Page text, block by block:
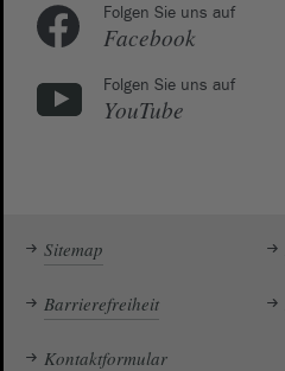
Folgen Sie uns auf
Facebook
Folgen Sie uns auf
YouTube
Sitemap
Barrierefreiheit
Kontaktformular